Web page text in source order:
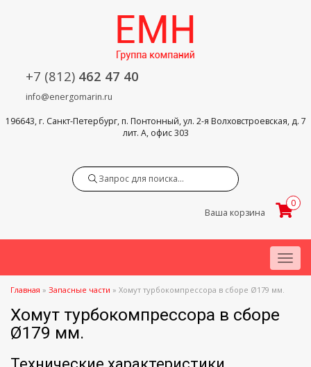
+7 (812) 462 47 40
info@energomarin.ru
196643, г. Санкт-Петербург, п. Понтонный, ул. 2-я Волховстроевская, д. 7
лит. А, офис 303
Ваша корзина
0
Menu
Главная » Запасные части » Хомут турбокомпрессора в сборе Ø179 мм.
Хомут турбокомпрессора в сборе
Ø179 мм.